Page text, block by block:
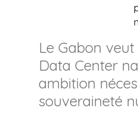
Le Gabon veut
Data Center
ambition
souveraineté